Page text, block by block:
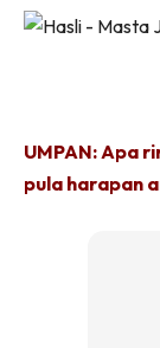
UMPAN: Apa
pula harapan